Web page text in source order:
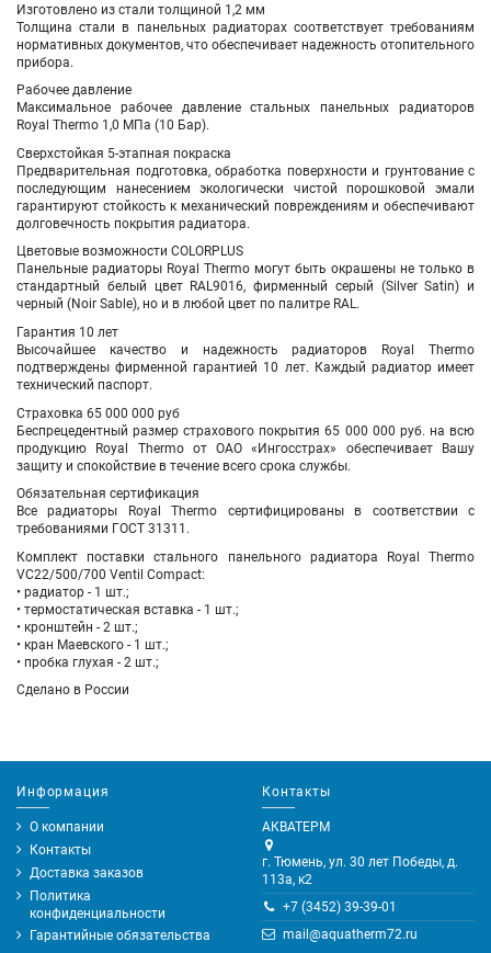
Изготовлено из стали толщиной 1,2 мм
Толщина стали в панельных радиаторах соответствует требованиям
нормативных документов, что обеспечивает надежность отопительного
прибора.
Рабочее давление
Максимальное рабочее давление стальных панельных радиаторов
Royal Thermo 1,0 МПа (10 Бар).
Сверхстойкая 5-этапная покраска
Предварительная подготовка, обработка поверхности и грунтование с
последующим нанесением экологически чистой порошковой эмали
гарантируют стойкость к механический повреждениям и обеспечивают
долговечность покрытия радиатора.
Цветовые возможности COLORPLUS
Панельные радиаторы Royal Thermo могут быть окрашены не только в
стандартный белый цвет RAL9016, фирменный серый (Silver Satin) и
черный (Noir Sable), но и в любой цвет по палитре RAL.
Гарантия 10 лет
Высочайшее качество и надежность радиаторов Royal Thermo
подтверждены фирменной гарантией 10 лет. Каждый радиатор имеет
технический паспорт.
Страховка 65 000 000 руб
Беспрецедентный размер страхового покрытия 65 000 000 руб. на всю
продукцию Royal Thermo от ОАО «Ингосстрах» обеспечивает Вашу
защиту и спокойствие в течение всего срока службы.
Обязательная сертификация
Все радиаторы Royal Thermo сертифицированы в соответствии с
требованиями ГОСТ 31311.
Комплект поставки стального панельного радиатора Royal Thermo
VC22/500/700 Ventil Compact:
• радиатор - 1 шт.;
• термостатическая вставка - 1 шт.;
• кронштейн - 2 шт.;
• кран Маевского - 1 шт.;
• пробка глухая - 2 шт.;
Сделано в России
Информация
О компании
Контакты
Доставка заказов
Политика
конфиденциальности
Гарантийные обязательства
Контакты
АКВАТЕРМ
г. Тюмень, ул. 30 лет Победы, д.
113а, к2
+7 (3452) 39-39-01
mail@aquatherm72.ru